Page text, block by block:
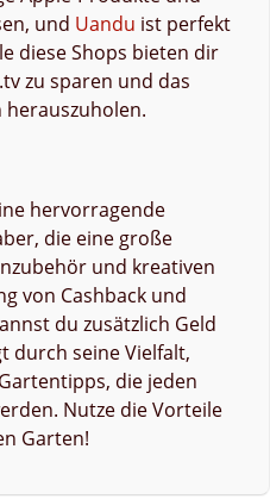
und Uandu ist perfekt
diese Shops bieten dir
zu sparen und das
herauszuholen.
hervorragende
die eine große
und kreativen
von Cashback und
du zusätzlich Geld
durch seine Vielfalt,
die jeden
Nutze die Vorteile
Garten!